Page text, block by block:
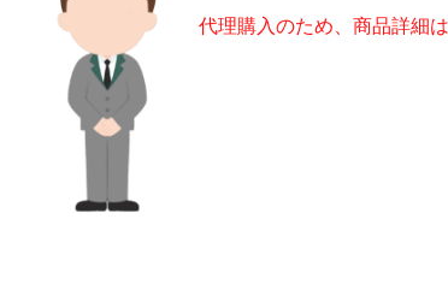
代理購入のため、商品詳細